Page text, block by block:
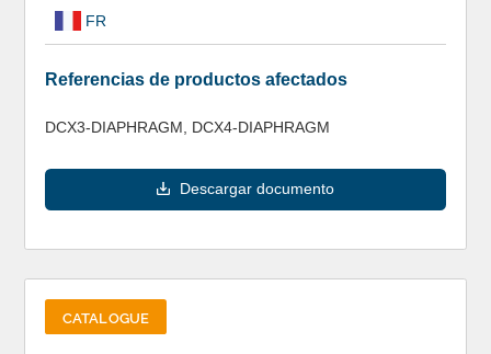
FR
Referencias de productos afectados
DCX3-DIAPHRAGM, DCX4-DIAPHRAGM
Descargar documento
CATALOGUE